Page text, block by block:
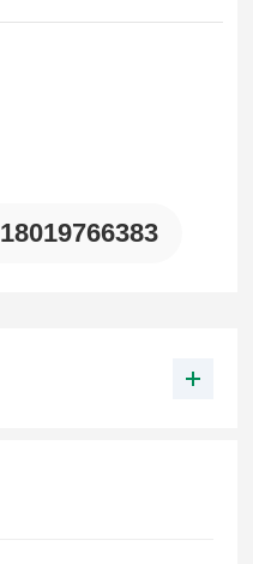
线上对样品进行低频振动试
防治改善等。模拟产品在制
的振动环境，以评定其结构
18019766383